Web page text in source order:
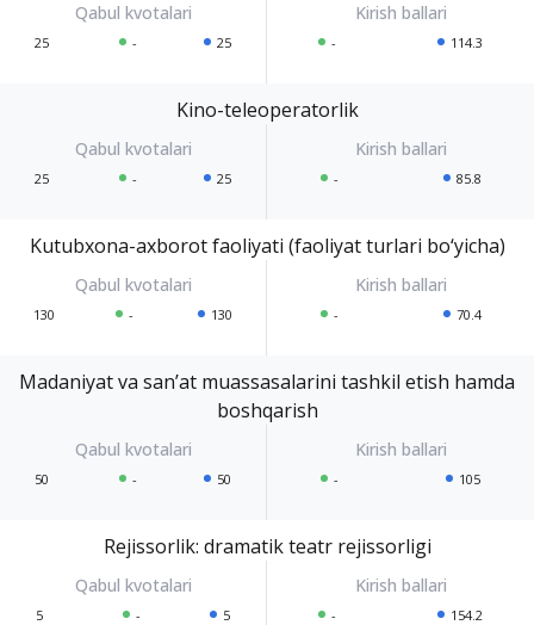
25 - 25 - 114.3
Kino-teleoperatorlik
25 - 25 - 85.8
Kutubxona-axborot faoliyati (faoliyat turlari bo‘yicha)
130 - 130 - 70.4
Madaniyat va san’at muassasalarini tashkil etish hamda
boshqarish
50 - 50 - 105
Rejissorlik: dramatik teatr rejissorligi
5 - 5 - 154.2